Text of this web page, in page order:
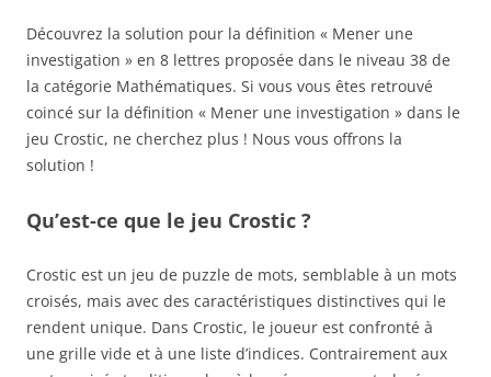
Découvrez la solution pour la définition « Mener une
investigation » en 8 lettres proposée dans le niveau 38 de
la catégorie Mathématiques. Si vous vous êtes retrouvé
coincé sur la définition « Mener une investigation » dans le
jeu Crostic, ne cherchez plus ! Nous vous offrons la
solution !
Qu’est-ce que le jeu Crostic ?
Crostic est un jeu de puzzle de mots, semblable à un mots
croisés, mais avec des caractéristiques distinctives qui le
rendent unique. Dans Crostic, le joueur est confronté à
une grille vide et à une liste d’indices. Contrairement aux